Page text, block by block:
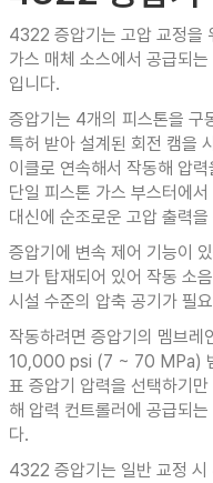
4322 증압기는 고압 교정을
가스 매체 소스에서 공급되
입니다.
증압기는 4개의 피스톤을 구
특허 받아 설계된 회전 캠을
이클로 연속해서 작동해 압
단일 피스톤 가스 부스터에
대신에 순조로운 고압 출력
증압기에 변속 제어 기능이
브가 탑재되어 있어 작동 소
시설 수준의 압축 공기가 필
작동하려면 증압기의 멤브
10,000 psi (7 ~ 70 MPa)
표 증압기 압력을 선택하기
해 압력 컨트롤러에 공급되
다.
4322 증압기는 일반 교정